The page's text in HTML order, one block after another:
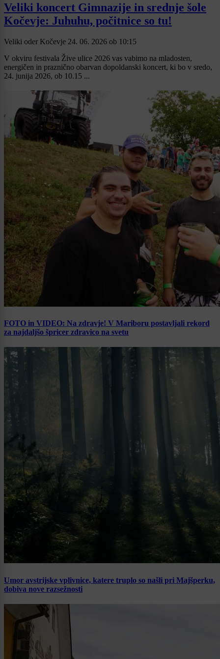
Veliki koncert Gimnazije in srednje šole
Kočevje: Juhuhu, počitnice so tu!
Veliki oder Kočevje 24. 06. 2026 ob 10:15
V okviru festivala Žive ulice 2026 vas vabimo na mladosten,
energičen in praznično obarvan dopoldanski koncert, ki bo v sredo,
24. junija 2026, ob 10.15 ...
FOTO in VIDEO: Na zdravje! V Mariboru postavljali rekord
za najdaljšo špricer zdravico na svetu
Umor avstrijske vplivnice, katere truplo so našli pri Majšperku,
dobiva nove razsežnosti